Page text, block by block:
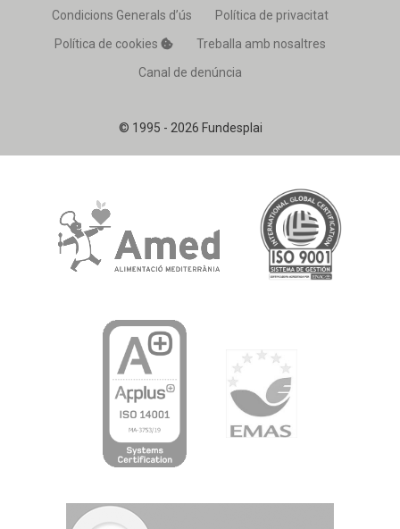
© 1995 - 2026 Fundesplai
Condicions Generals d’ús
Política de privacitat
Política de cookies
Treballa amb nosaltres
Canal de denúncia